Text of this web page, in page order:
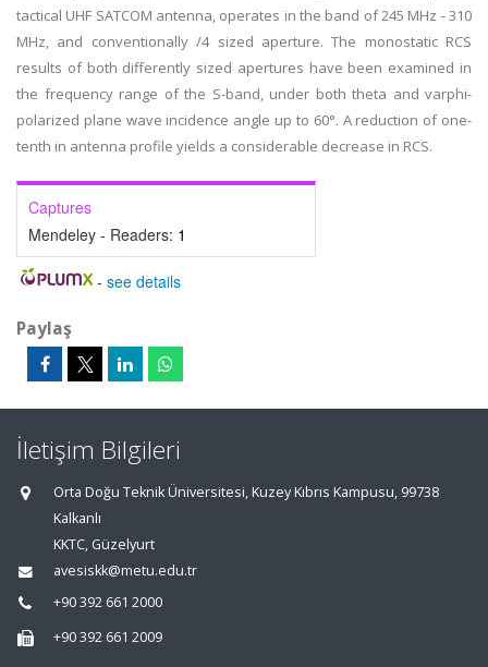
tactical UHF SATCOM antenna, operates in the band of 245 MHz - 310
MHz, and conventionally /4 sized aperture. The monostatic RCS
results of both differently sized apertures have been examined in
the frequency range of the S-band, under both theta and varphi-
polarized plane wave incidence angle up to 60°. A reduction of one-
tenth in antenna profile yields a considerable decrease in RCS.
Captures
Mendeley - Readers: 1
- see details
Paylaş
İletişim Bilgileri
Orta Doğu Teknik Üniversitesi, Kuzey Kıbrıs Kampusu, 99738
Kalkanlı
KKTC, Güzelyurt
avesiskk@metu.edu.tr
+90 392 661 2000
+90 392 661 2009